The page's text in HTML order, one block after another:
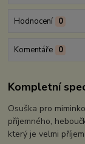
Hodnocení 0
Komentáře 0
Kompletní
Osuška pro
příjemného,
který je velmi